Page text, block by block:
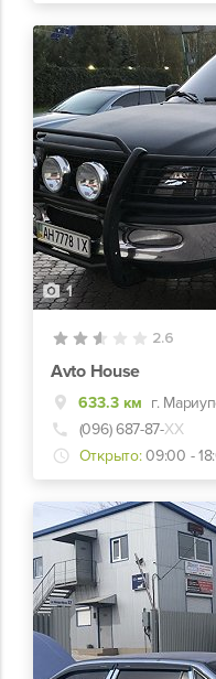
1
2.6
Avto House
633.3 км г.
(096) 687-87-ХХ
Открыто: 09:00 -